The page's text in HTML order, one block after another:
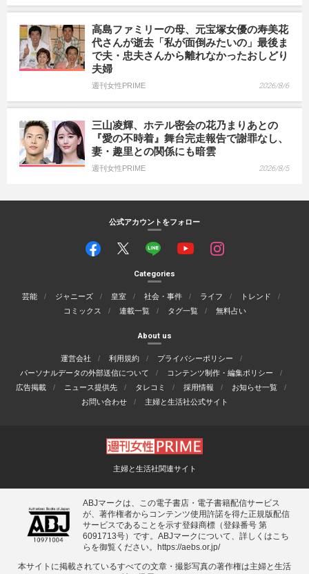
高島ファミリーの母、元宝塚女優の寿美花
代さんが逝去「私が面倒みたいの」最後ま
で夫・忠夫さんから離れなかったおしどり
夫婦
週刊女性PRIME 2026/8/6
三山凌輝、ホテル密会の花乃まりあとの
『愛の不時着』舞台完走報告で謝罪なし、
妻・趣里との関係にも暗雲
週刊女性PRIME 2026/8/5
公式アカウントをフォロー
Categories
芸能 ジャニーズ 皇室 社会・事件 ライフ
トレンド
コミックス
連載一覧 タグ一覧 無料占い
About us
運営会社 利用規約
プライバシーポリシー
パーソナルデータの外部送信について
コンテンツ制作・編集ポリシー
広告掲載
ニュース提供先 タレコミ 採用情報
お知らせ一覧
お問い合わせ
主婦と生活社公式サイト
主婦と生活社関連サイト
ABJマークは、この電子書店・電子書籍配信サービス
が、著作権者からコンテンツ使用許諾を得た正規版配信
サービスであることを示す登録商標（登録番号 第
6091713号）です。ABJマークについて、詳しくはこち
らを御覧ください。 https://aebs.or.jp/
本サイトに掲載されているすべての⽂章・撮影写真の著作権は主婦と⽣活